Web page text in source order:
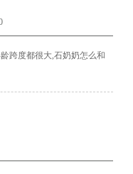
跨度都很大,石奶奶怎么和